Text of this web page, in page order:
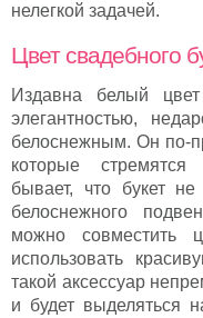
нелегкой задачей.
Цвет свадебного
Издавна белый
элегантностью,
белоснежным. Он по-
которые стремятся
бывает, что букет
белоснежного
можно совместить
использовать
такой аксессуар
и будет выделяться